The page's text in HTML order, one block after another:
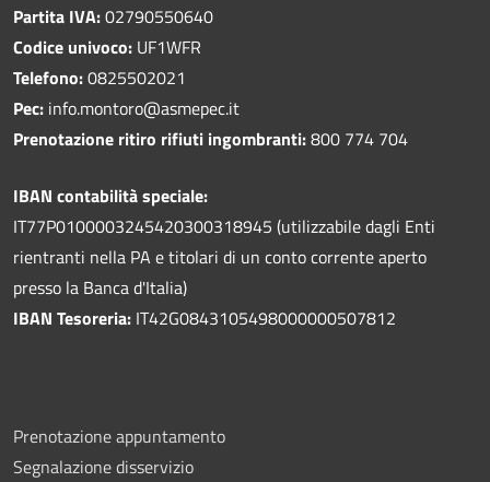
Partita IVA:02790550640
Codice univoco: UF1WFR
Telefono:0825502021
Pec: info.montoro@asmepec.it
Prenotazione ritiro rifiuti ingombranti:800 774 704
IBAN contabilità speciale:
IT77P0100003245420300318945 (utilizzabile dagli Enti
rientranti nella PA e titolari di un conto corrente aperto
presso la Banca d'Italia)
IBAN Tesoreria: IT42G0843105498000000507812
Prenotazione appuntamento
Segnalazione disservizio